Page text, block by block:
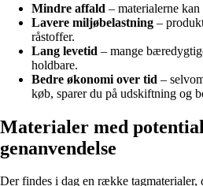
Mindre affald – materialerne
Lavere miljøbelastning –
råstoffer.
Lang levetid – mange
holdbare.
Bedre økonomi over tid –
køb, sparer du på udskiftning og
Materialer med
genanvendelse
Der findes i dag en række